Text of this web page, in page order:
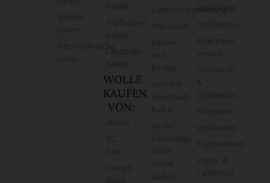
Stofftier
Patchworkdecke
häkeln
Topflappen
häkeln
Fäustlinge
häkeln
WOLLE
KAUFEN
VON:
Cowgirl
Datenschutzerklärung
Kultur
Wollke –
nachhaltige
kaufen
Wolllexikon
Sticklexikon
Makramee-
Lexikon
Patchwork-
&
Quiltlexikon
Filzlexikon
Weblexikon
Töpferlexikon
Papier- &
Faltlexikon